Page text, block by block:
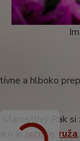
a hlboko
Rak si
je jazmín ruža